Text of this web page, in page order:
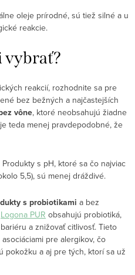
oleje prírodné, sú tiež silné a u
reakcie.
vybrať?
reakcií, rozhodnite sa pre
bez bežných a najčastejších
vône, ktoré neobsahujú žiadne
teda menej pravdepodobné, že
Produkty s pH, ktoré sa čo najviac
5,5), sú menej dráždivé.
s probiotikami a bez
Logona PUR obsahujú probiotiká,
a znižovať citlivosť. Tieto
pre alergikov, čo
a aj pre tých, ktorí sa už